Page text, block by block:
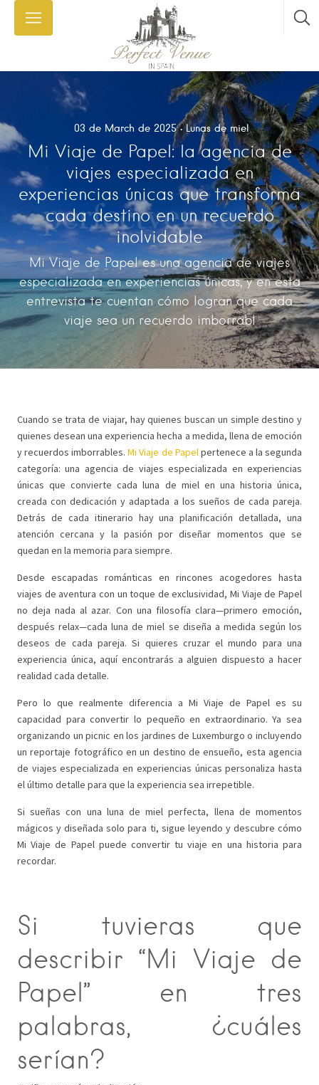
03 de March de 2025 Lunas de miel
Mi Viaje de Papel: la agencia de
viajes especializada en
experiencias únicas que transforma
cada destino en un recuerdo
inolvidable
Mi Viaje de Papel es una agencia de viajes
especializada en experiencias únicas, y en esta
entrevista te cuentan cómo logran que cada
viaje sea un recuerdo imborrabl
Cuando se trata de viajar, hay quienes buscan un simple destino y
quienes desean una experiencia hecha a medida, llena de emoción
y recuerdos imborrables.Mi Viaje de Papelpertenece a la segunda
categoría: una agencia de viajes especializada en experiencias
únicas que convierte cada luna de miel en una historia única,
creada con dedicación y adaptada a los sueños de cada pareja.
Detrás de cada itinerario hay una planificación detallada, una
atención cercana y la pasión por diseñar momentos que se
quedan en la memoria para siempre.
Desde escapadas románticas en rincones acogedores hasta
viajes de aventura con un toque de exclusividad, Mi Viaje de Papel
no deja nada al azar. Con una filosofía clara—primero emoción,
después relax—cada luna de miel se diseña a medida según los
deseos de cada pareja. Si quieres cruzar el mundo para una
experiencia única, aquí encontrarás a alguien dispuesto a hacer
realidad cada detalle.
Pero lo que realmente diferencia a Mi Viaje de Papel es su
capacidad para convertir lo pequeño en extraordinario. Ya sea
organizando un picnic en los jardines de Luxemburgo o incluyendo
un reportaje fotográfico en un destino de ensueño, esta agencia
de viajes especializada en experiencias únicas personaliza hasta
el último detalle para que la experiencia sea irrepetible.
Si sueñas con una luna de miel perfecta, llena de momentos
mágicos y diseñada solo para ti, sigue leyendo y descubre cómo
Mi Viaje de Papel puede convertir tu viaje en una historia para
recordar.
Si tuvieras que
describir “Mi Viaje de
Papel” en tres
palabras, ¿cuáles
serían?